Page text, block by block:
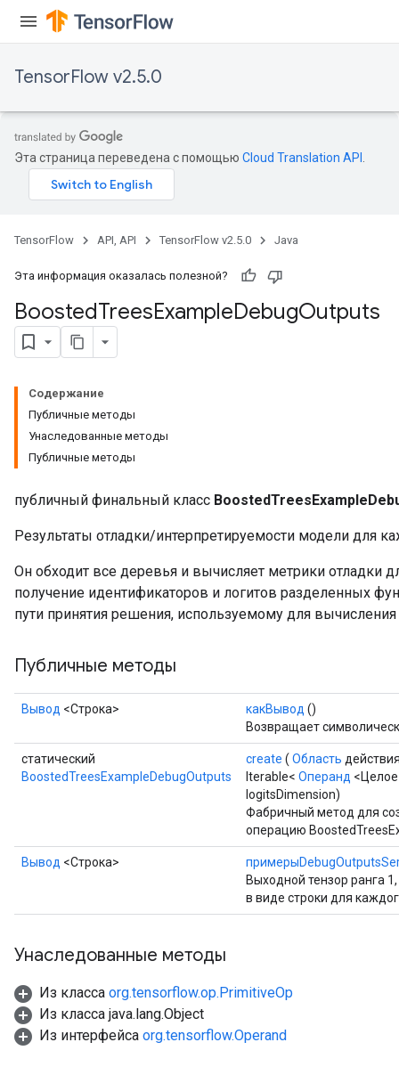
TensorFlow v2.5.0
Эта страница переведена с помощью Cloud Translation API
TensorFlow API, API TensorFlow v2.5.0 Java
Эта информация оказалась полезной?
BoostedTreesExampleDebugOutputs
Содержание
Публичные методы
Унаследованные методы
Публичные методы
публичный финальный класс
Результаты отладки/интерпретируемости модели для
Он обходит все деревья и вычисляет метрики отладки
получение идентификаторов и логитов разделенных
пути принятия решения, используемому для
Публичные методы
Вывод <Строка> какВывод ()
Возвращает
статический
BoostedTreesExampleDebugOutputs
create ( Область
Iterable< Операнд
logitsDimension)
Фабричный метод для
операцию
Вывод <Строка>
Выходной тензор ранга
в виде строки для
Унаследованные методы
Из класса org.tensorflow.op.PrimitiveOp
Из класса java.lang.Object
Из интерфейса org.tensorflow.Operand